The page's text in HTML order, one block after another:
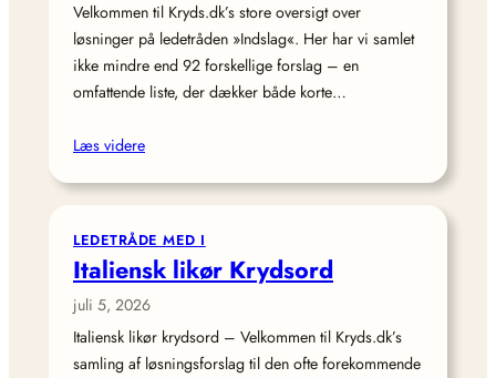
Velkommen til Kryds.dk’s store oversigt over
løsninger på ledetråden »Indslag«. Her har vi samlet
ikke mindre end 92 forskellige forslag – en
omfattende liste, der dækker både korte…
Læs videre
LEDETRÅDE MED I
Italiensk likør Krydsord
juli 5, 2026
Italiensk likør krydsord – Velkommen til Kryds.dk’s
samling af løsningsforslag til den ofte forekommende